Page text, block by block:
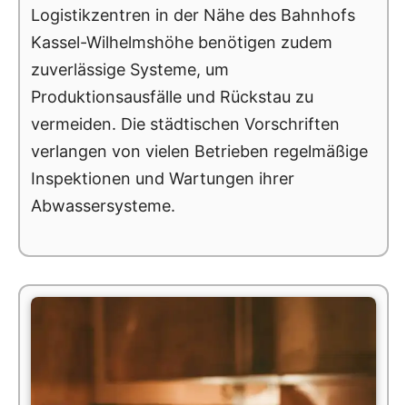
Logistikzentren in der Nähe des Bahnhofs
Kassel-Wilhelmshöhe benötigen zudem
zuverlässige Systeme, um
Produktionsausfälle und Rückstau zu
vermeiden. Die städtischen Vorschriften
verlangen von vielen Betrieben regelmäßige
Inspektionen und Wartungen ihrer
Abwassersysteme.